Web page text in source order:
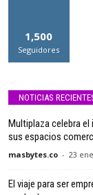
1,500
Seguidores
NOTICIAS
Multiplaza celebra el
sus espacios
masbytes.co - 23
El viaje para ser